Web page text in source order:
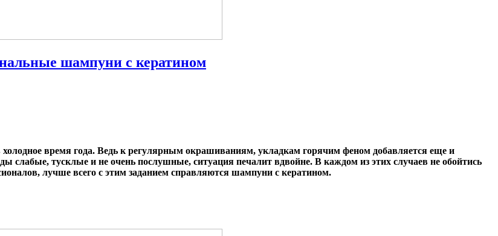
шампуни с кератином
время года. Ведь к регулярным окрашиваниям, укладкам горячим феном добавляется еще и
слабые, тусклые и не очень послушные, ситуация печалит вдвойне. В каждом из этих случаев не обойтись
лучше всего с этим заданием справляются шампуни с кератином.